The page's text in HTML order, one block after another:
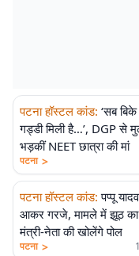
पटना हॉस्टल कांड: ‘सब
गड्डी मिली है…’, DGP से
भड़कीं NEET छात्रा की मां
पटना >
पटना हॉस्टल कांड: पप्पू
आकर गरजे, मामले में झूठ का
मंत्री-नेता की खोलेंगे पोल
पटना >